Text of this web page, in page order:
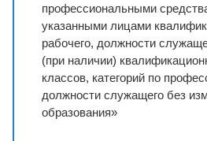
профессиональными
указанными лицами
рабочего, должности
(при наличии)
классов, категорий по
должности служащего без
образования»